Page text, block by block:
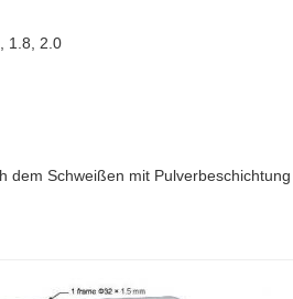
1.8, 2.0
dem Schweißen mit Pulverbeschichtung